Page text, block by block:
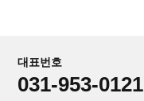
대표번호
031-953-0121